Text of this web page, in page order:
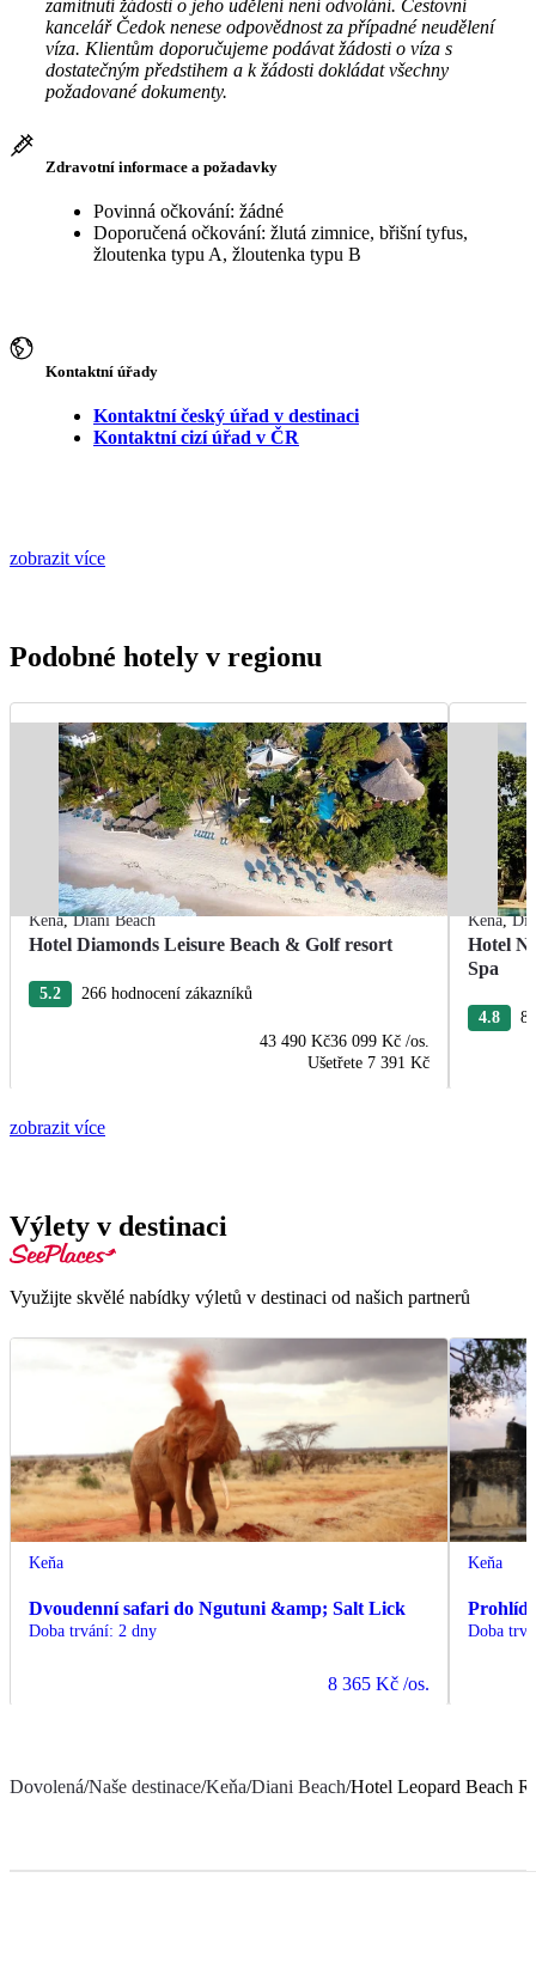
zamítnutí žádosti o jeho udělení není odvolání. Cestovní
kancelář Čedok nenese odpovědnost za případné neudělení
víza. Klientům doporučujeme podávat žádosti o víza s
dostatečným předstihem a k žádosti dokládat všechny
požadované dokumenty.
Zdravotní informace a požadavky
Povinná očkování: žádné
Doporučená očkování: žlutá zimnice, břišní tyfus,
žloutenka typu A, žloutenka typu B
Kontaktní úřady
Kontaktní český úřad v destinaci
Kontaktní cizí úřad v ČR
zobrazit více
Podobné hotely v regionu
Keňa,Diani Beach
Hotel Diamonds Leisure Beach & Golf resort
5.2 266 hodnocení zákazníků
43 490 Kč36 099 Kč /os.
Ušetřete 7 391 Kč
Keňa,
Hotel
Spa
4.8 8
zobrazit více
Výlety v destinaci
Využijte skvělé nabídky výletů v destinaci od našich partnerů
Keňa
Dvoudenní safari do Ngutuni &amp; Salt Lick
Doba trvání: 2 dny
8 365 Kč /os.
Keňa
Doba
Dovolená/Naše destinace/Keňa/Diani Beach/Hotel Leopard Beach